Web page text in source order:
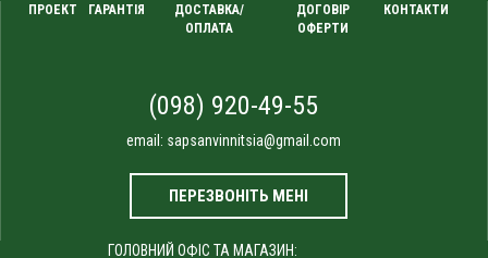
ПРОЕКТ ГАРАНТІЯ
ДОСТАВКА/
ОПЛАТА
ДОГОВІР
ОФЕРТИ
КОНТАКТИ
(098) 920-49-55
email: sapsanvinnitsia@gmail.com
ПЕРЕЗВОНІТЬ МЕНІ
ГОЛОВНИЙ ОФІС ТА МАГАЗИН: